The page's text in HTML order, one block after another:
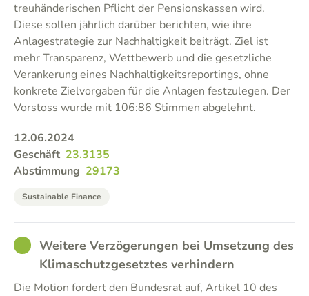
treuhänderischen Pflicht der Pensionskassen wird.
Diese sollen jährlich darüber berichten, wie ihre
Anlagestrategie zur Nachhaltigkeit beiträgt. Ziel ist
mehr Transparenz, Wettbewerb und die gesetzliche
Verankerung eines Nachhaltigkeitsreportings, ohne
konkrete Zielvorgaben für die Anlagen festzulegen. Der
Vorstoss wurde mit 106:86 Stimmen abgelehnt.
12.06.2024
Geschäft 23.3135
Abstimmung 29173
Sustainable Finance
GOODWeitere Verzögerungen bei Umsetzung des
Klimaschutzgesetztes verhindern
Die Motion fordert den Bundesrat auf, Artikel 10 des